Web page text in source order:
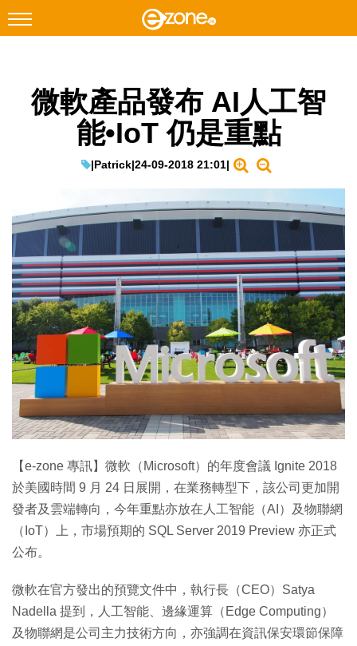
Facebook Instagram
教學評測
EduTech
IT Times
生成式AI與雲端應用
Enterprise Digital Transformation
特集
微軟產品發布 AI人工智
能•IoT 仍是重點
|Patrick|24-09-2018 21:01|
【e-zone 專訊】微軟（Microsoft）的年度會議 Ignite 2018
於美國時間 9 月 24 日展開，在業務轉型下，該公司更加開
發者及雲端轉向，今年重點亦放在人工智能（AI）及物聯網
（IoT）上，市場預期的 SQL Server 2019 Preview 亦正式
公布。
微軟在官方發出的預覽文件中，執行長（CEO）Satya
Nadella 提到，人工智能、邊緣運算（Edge Computing）
及物聯網是公司主力技術方向，亦強調在資訊保安環節保障